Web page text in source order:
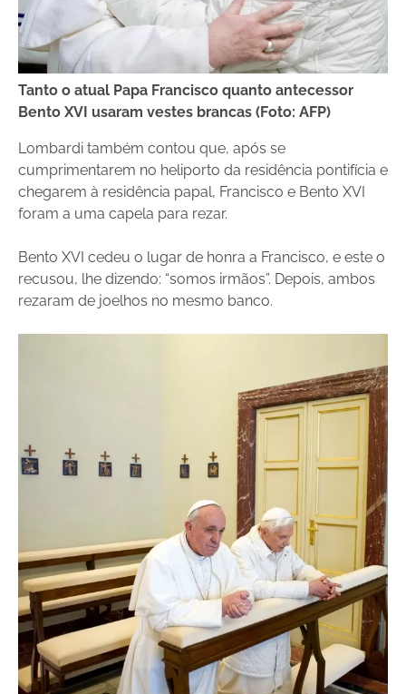
Tanto o atual Papa Francisco quanto antecessor
Bento XVI usaram vestes brancas (Foto: AFP)
Lombardi também contou que, após se
cumprimentarem no heliporto da residência pontifícia e
chegarem à residência papal, Francisco e Bento XVI
foram a uma capela para rezar.
Bento XVI cedeu o lugar de honra a Francisco, e este o
recusou, lhe dizendo: “somos irmãos”. Depois, ambos
rezaram de joelhos no mesmo banco.